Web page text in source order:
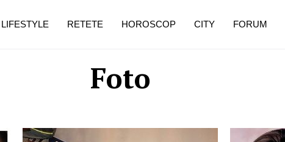
Foto
LIFESTYLE RETETE HOROSCOP CITY FORUM
vârstă
de dureroasă este investigația